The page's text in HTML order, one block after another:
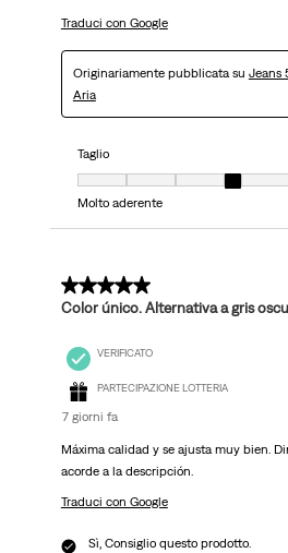
Traduci con Google
Originariamente pubblicata su Jeans
Aria
Taglio
Taglio, 4 su 7, dove 1 è uguale a
Molto aderente
5 su 5 stelle.
Color único. Alternativa a gris
VERIFICATO
PARTECIPAZIONE LOTTERIA
7 giorni fa
Máxima calidad y se ajusta muy bien.
acorde a la descripción.
Traduci con Google
Sì, Consiglio questo prodotto.